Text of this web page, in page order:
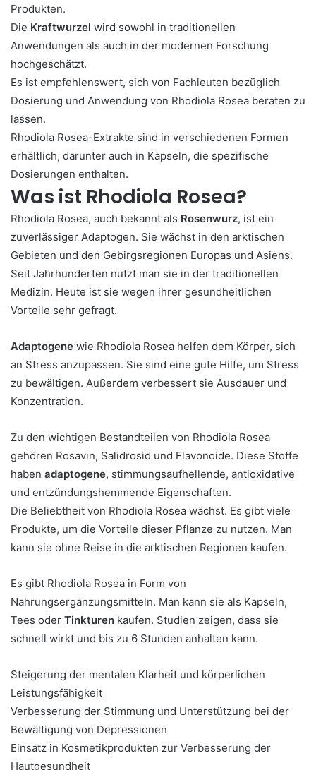
Produkten.
Die Kraftwurzel wird sowohl in traditionellen
Anwendungen als auch in der modernen Forschung
hochgeschätzt.
Es ist empfehlenswert, sich von Fachleuten bezüglich
Dosierung und Anwendung von Rhodiola Rosea beraten zu
lassen.
Rhodiola Rosea-Extrakte sind in verschiedenen Formen
erhältlich, darunter auch in Kapseln, die spezifische
Dosierungen enthalten.
Was ist Rhodiola Rosea?
Rhodiola Rosea, auch bekannt als Rosenwurz, ist ein
zuverlässiger Adaptogen. Sie wächst in den arktischen
Gebieten und den Gebirgsregionen Europas und Asiens.
Seit Jahrhunderten nutzt man sie in der traditionellen
Medizin. Heute ist sie wegen ihrer gesundheitlichen
Vorteile sehr gefragt.
Adaptogene wie Rhodiola Rosea helfen dem Körper, sich
an Stress anzupassen. Sie sind eine gute Hilfe, um Stress
zu bewältigen. Außerdem verbessert sie Ausdauer und
Konzentration.
Zu den wichtigen Bestandteilen von Rhodiola Rosea
gehören Rosavin, Salidrosid und Flavonoide. Diese Stoffe
haben adaptogene, stimmungsaufhellende, antioxidative
und entzündungshemmende Eigenschaften.
Die Beliebtheit von Rhodiola Rosea wächst. Es gibt viele
Produkte, um die Vorteile dieser Pflanze zu nutzen. Man
kann sie ohne Reise in die arktischen Regionen kaufen.
Es gibt Rhodiola Rosea in Form von
Nahrungsergänzungsmitteln. Man kann sie als Kapseln,
Tees oder Tinkturen kaufen. Studien zeigen, dass sie
schnell wirkt und bis zu 6 Stunden anhalten kann.
Steigerung der mentalen Klarheit und körperlichen
Leistungsfähigkeit
Verbesserung der Stimmung und Unterstützung bei der
Bewältigung von Depressionen
Einsatz in Kosmetikprodukten zur Verbesserung der
Hautgesundheit